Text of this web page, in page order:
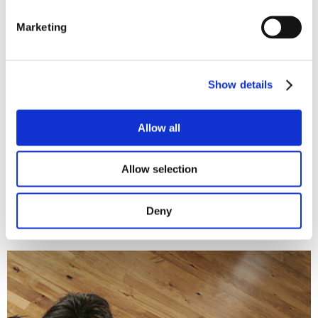
Marketing
Show details
Allow all
Allow selection
Deny
damit Holz nicht oder nur sehr schwer brennt. Diese Beschichtung
Holzbauteilen verhindert werden. Gleichzeitig wirkt die transparente
Beschichtung wie ein normaler Holzlack und ist kratzfest und
Möglichkeiten für den Einsatz von architektonisch attraktiven
Holzkonstruktionen eröffnen, die nicht umständlich ummantelt